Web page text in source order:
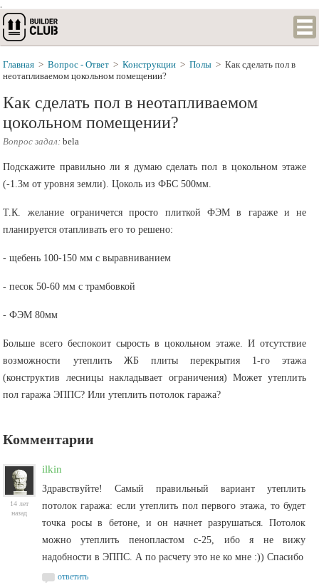
.
Главная > Вопрос - Ответ > Конструкции > Полы > Как сделать пол в
неотапливаемом цокольном помещении?
Как сделать пол в неотапливаемом
цокольном помещении?
Вопрос задал: bela
Подскажите правильно ли я думаю сделать пол в цокольном этаже
(-1.3м от уровня земли). Цоколь из ФБС 500мм.
Т.К. желание ограничется просто плиткой ФЭМ в гараже и не
планируется отапливать его то решено:
- щебень 100-150 мм с выравниванием
- песок 50-60 мм с трамбовкой
- ФЭМ 80мм
Больше всего беспокоит сырость в цокольном этаже. И отсутствие
возможности утеплить ЖБ плиты перекрытия 1-го этажа
(конструктив лесницы накладывает ограничения) Может утеплить
пол гаража ЭППС? Или утеплить потолок гаража?
Комментарии
14 лет
назад
ilkin
Здравствуйте! Самый правильный вариант утеплить
потолок гаража: если утеплить пол первого этажа, то будет
точка росы в бетоне, и он начнет разрушаться. Потолок
можно утеплить пенопластом с-25, ибо я не вижу
надобности в ЭППС. А по расчету это не ко мне :)) Спасибо
ответить